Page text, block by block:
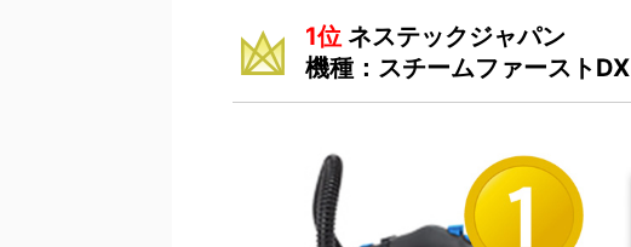
1位 ネステックジャパン
機種：スチームファーストDX